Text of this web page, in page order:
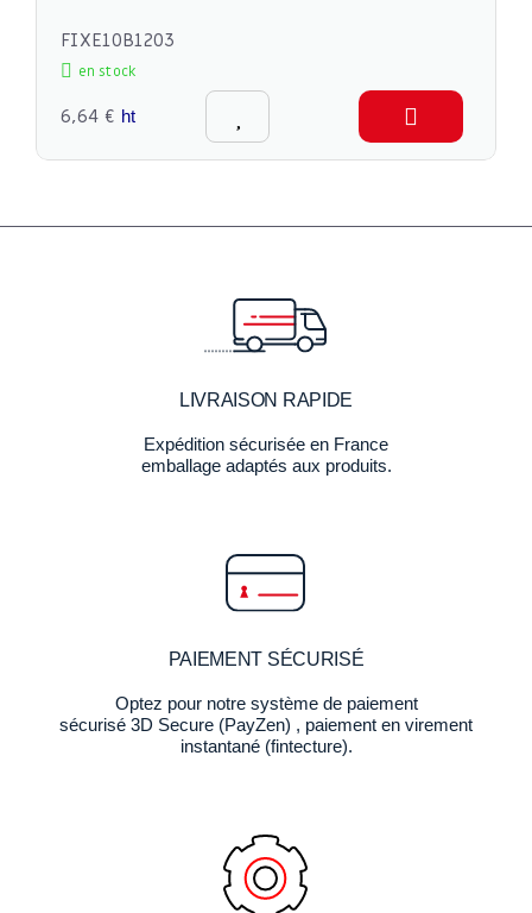
FIXE10B1203
en stock
6,64 € ht
LIVRAISON RAPIDE
Expédition sécurisée en France
emballage adaptés aux produits.
PAIEMENT SÉCURISÉ
Optez pour notre système de paiement
sécurisé 3D Secure (PayZen) , paiement en virement
instantané (fintecture).